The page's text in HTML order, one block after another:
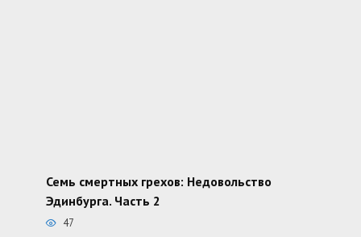
Семь смертных грехов: Недовольство
Эдинбурга. Часть 2
47